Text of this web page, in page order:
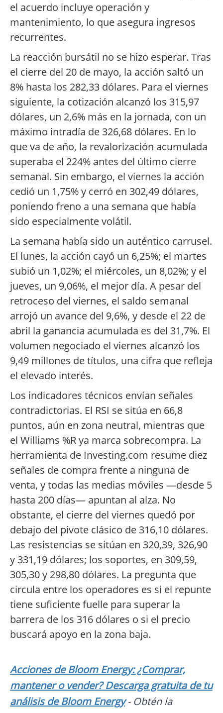
el acuerdo incluye operación y
mantenimiento, lo que asegura ingresos
recurrentes.
La reacción bursátil no se hizo esperar. Tras
el cierre del 20 de mayo, la acción saltó un
8% hasta los 282,33 dólares. Para el viernes
siguiente, la cotización alcanzó los 315,97
dólares, un 2,6% más en la jornada, con un
máximo intradía de 326,68 dólares. En lo
que va de año, la revalorización acumulada
superaba el 224% antes del último cierre
semanal. Sin embargo, el viernes la acción
cedió un 1,75% y cerró en 302,49 dólares,
poniendo freno a una semana que había
sido especialmente volátil.
La semana había sido un auténtico carrusel.
El lunes, la acción cayó un 6,25%; el martes
subió un 1,02%; el miércoles, un 8,02%; y el
jueves, un 9,06%, el mejor día. A pesar del
retroceso del viernes, el saldo semanal
arrojó un avance del 9,6%, y desde el 22 de
abril la ganancia acumulada es del 31,7%. El
volumen negociado el viernes alcanzó los
9,49 millones de títulos, una cifra que refleja
el elevado interés.
Los indicadores técnicos envían señales
contradictorias. El RSI se sitúa en 66,8
puntos, aún en zona neutral, mientras que
el Williams %R ya marca sobrecompra. La
herramienta de Investing.com resume diez
señales de compra frente a ninguna de
venta, y todas las medias móviles —desde 5
hasta 200 días— apuntan al alza. No
obstante, el cierre del viernes quedó por
debajo del pivote clásico de 316,10 dólares.
Las resistencias se sitúan en 320,39, 326,90
y 331,19 dólares; los soportes, en 309,59,
305,30 y 298,80 dólares. La pregunta que
circula entre los operadores es si el repunte
tiene suficiente fuelle para superar la
barrera de los 316 dólares o si el precio
buscará apoyo en la zona baja.
Acciones de Bloom Energy: ¿Comprar,
mantener o vender? Descarga gratuita de tu
análisis de Bloom Energy- Obtén la